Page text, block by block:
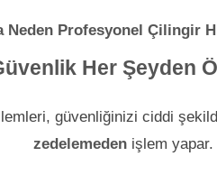
Neden Profesyonel Çilingir
Her Şeyden
güvenliğinizi ciddi
zedelemeden işlem yapar.